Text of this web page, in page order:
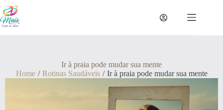
Ir à praia pode mudar sua mente
Home / Rotinas Saudáveis / Ir à praia pode mudar sua mente